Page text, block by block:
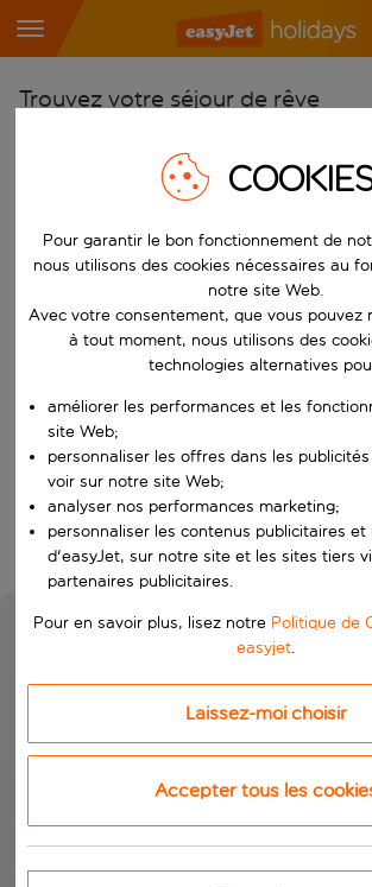
Trouvez votre séjour de rêve
Choisissez votre aéroport
Commencez à taper pour la saisie
Choisissez votre destination
Vers
Choisissez vos dates
Quand
Rechercher
Pour garantir le bon fonctionnement de
nous utilisons des cookies nécessaires au
notre site Web.
Avec votre consentement, que vous pouvez
à tout moment, nous utilisons des
technologies alternatives
améliorer les performances et les
site Web;
personnaliser les offres dans les
voir sur notre site Web;
analyser nos performances marketing;
personnaliser les contenus publicitaires et
d'easyJet, sur notre site et les sites tiers
partenaires publicitaires.
Pour en savoir plus, lisez notre Politique de
easyjet.
Laissez-moi choisir
Accepter tous les